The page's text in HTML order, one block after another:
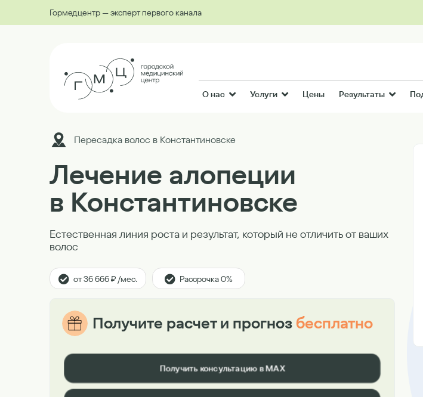
Гормедцентр — эксперт первого канала
О нас Услуги Цены Результаты
Пересадка волос в Константиновске
Лечение алопеции
в Константиновске
Естественная линия роста и результат, который не отличить от ваших
волос
от 36 666 ₽ /мес. Рассрочка 0%
Получите расчет и прогноз бесплатно
Получить консультацию в MAX